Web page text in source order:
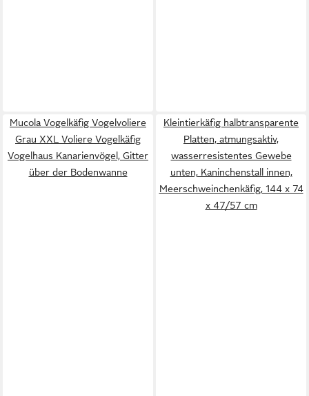
Mucola Vogelkäfig Vogelvoliere
Grau XXL Voliere Vogelkäfig
Vogelhaus Kanarienvögel, Gitter
über der Bodenwanne
Kleintierkäfig halbtransparente
Platten, atmungsaktiv,
wasserresistentes Gewebe
unten, Kaninchenstall innen,
Meerschweinchenkäfig, 144 x 74
x 47/57 cm